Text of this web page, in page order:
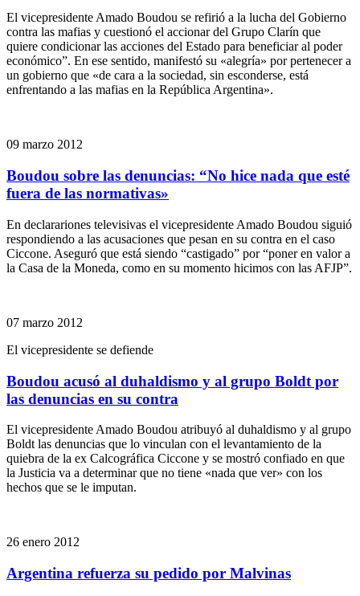
El vicepresidente Amado Boudou se refirió a la lucha del Gobierno
contra las mafias y cuestionó el accionar del Grupo Clarín que
quiere condicionar las acciones del Estado para beneficiar al poder
económico”. En ese sentido, manifestó su «alegría» por pertenecer a
un gobierno que «de cara a la sociedad, sin esconderse, está
enfrentando a las mafias en la República Argentina».
09 marzo 2012
Boudou sobre las denuncias: “No hice nada que esté
fuera de las normativas»
En declarariones televisivas el vicepresidente Amado Boudou siguió
respondiendo a las acusaciones que pesan en su contra en el caso
Ciccone. Aseguró que está siendo “castigado” por “poner en valor a
la Casa de la Moneda, como en su momento hicimos con las AFJP”.
07 marzo 2012
El vicepresidente se defiende
Boudou acusó al duhaldismo y al grupo Boldt por
las denuncias en su contra
El vicepresidente Amado Boudou atribuyó al duhaldismo y al grupo
Boldt las denuncias que lo vinculan con el levantamiento de la
quiebra de la ex Calcográfica Ciccone y se mostró confiado en que
la Justicia va a determinar que no tiene «nada que ver» con los
hechos que se le imputan.
26 enero 2012
Argentina refuerza su pedido por Malvinas